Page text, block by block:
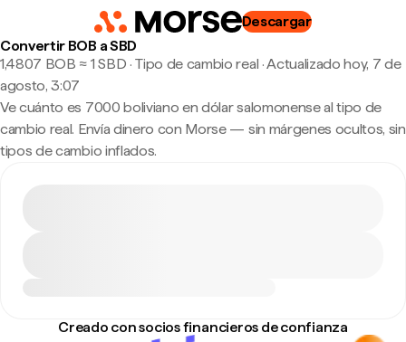
Descargar
Convertir BOB a SBD
1,4807 BOB ≈ 1 SBD · Tipo de cambio real ·Actualizado hoy, 7 de
agosto, 3:07
Ve cuánto es 7000 boliviano en dólar salomonense al tipo de
cambio real. Envía dinero con Morse — sin márgenes ocultos, sin
tipos de cambio inflados.
Creado con socios financieros de confianza